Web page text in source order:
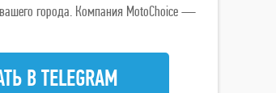
вашего города. Компания MotoChoice —
В TELEGRAM